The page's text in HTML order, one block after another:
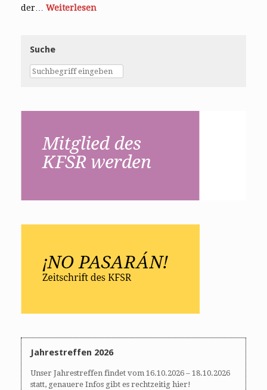
der… Weiterlesen
Suche
Jahrestreffen 2026
Unser Jahrestreffen findet vom 16.10.2026 – 18.10.2026
statt, genauere Infos gibt es rechtzeitig hier!